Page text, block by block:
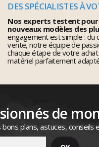
DES SPÉCIALISTES À
Nos experts testent pour
nouveaux modèles des
engagement est simple : du
vente, notre équipe de
chaque étape de votre
matériel parfaitement
de
plans, astuces, conseils